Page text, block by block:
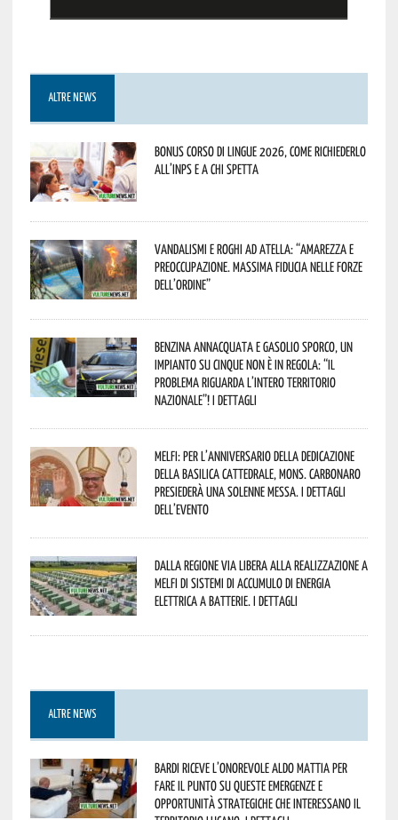
ALTRE NEWS
Bonus corso di lingue 2026, come richiederlo
all’INPS e a chi spetta
Vandalismi e roghi ad Atella: “Amarezza e
preoccupazione. Massima fiducia nelle Forze
dell’Ordine”
Benzina annacquata e gasolio sporco, un
impianto su cinque non è in regola: “il
problema riguarda l’intero territorio
Nazionale”! I dettagli
Melfi: per l’anniversario della Dedicazione
della Basilica Cattedrale, Mons. Carbonaro
presiederà una solenne messa. I dettagli
dell’evento
Dalla Regione via libera alla realizzazione a
Melfi di sistemi di accumulo di energia
elettrica a batterie. I dettagli
ALTRE NEWS
Bardi riceve l’onorevole Aldo Mattia per
fare il punto su queste emergenze e
opportunità strategiche che interessano il